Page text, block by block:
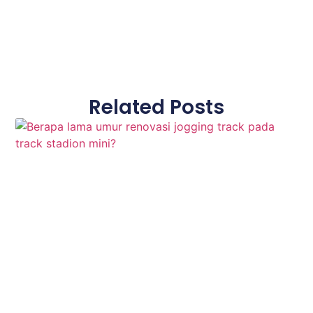
Related Posts